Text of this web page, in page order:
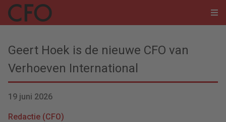
Geert Hoek is de nieuwe CFO van
Verhoeven International
19 juni 2026
Redactie (CFO)